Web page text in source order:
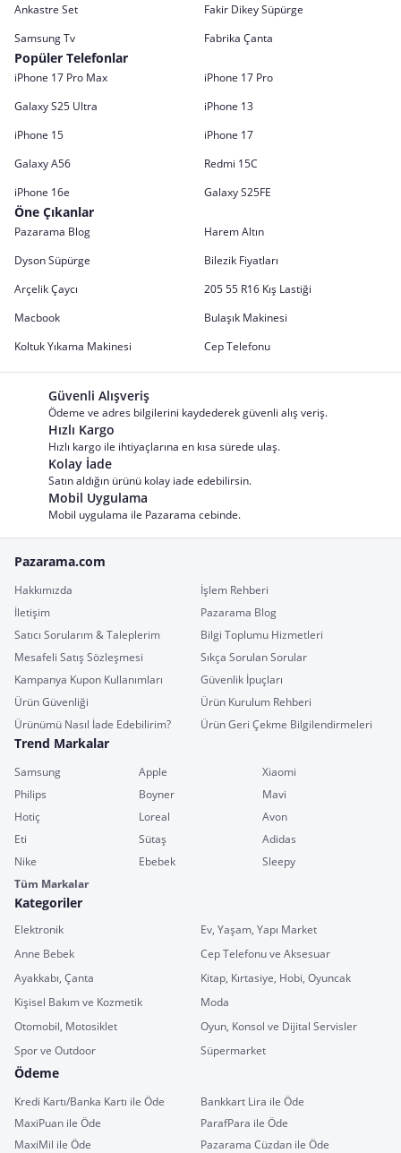
Ankastre Set
Fakir Dikey Süpürge
Samsung Tv
Fabrika Çanta
Popüler Telefonlar
iPhone 17 Pro Max
iPhone 17 Pro
Galaxy S25 Ultra
iPhone 13
iPhone 15
iPhone 17
Galaxy A56
Redmi 15C
iPhone 16e
Galaxy S25FE
Öne Çıkanlar
Pazarama Blog
Harem Altın
Dyson Süpürge
Bilezik Fiyatları
Arçelik Çaycı
205 55 R16 Kış Lastiği
Macbook
Bulaşık Makinesi
Koltuk Yıkama Makinesi
Cep Telefonu
Güvenli Alışveriş
Ödeme ve adres bilgilerini kaydederek güvenli alış veriş.
Hızlı Kargo
Hızlı kargo ile ihtiyaçlarına en kısa sürede ulaş.
Kolay İade
Satın aldığın ürünü kolay iade edebilirsin.
Mobil Uygulama
Mobil uygulama ile Pazarama cebinde.
Pazarama.com
Hakkımızda
İşlem Rehberi
İletişim
Pazarama Blog
Satıcı Sorularım & Taleplerim
Bilgi Toplumu Hizmetleri
Mesafeli Satış Sözleşmesi
Sıkça Sorulan Sorular
Kampanya Kupon Kullanımları
Güvenlik İpuçları
Ürün Güvenliği
Ürün Kurulum Rehberi
Ürünümü Nasıl İade Edebilirim?
Ürün Geri Çekme Bilgilendirmeleri
Trend Markalar
Samsung Apple
Xiaomi
Philips
Boyner
Mavi
Hotiç
Loreal
Avon
Eti
Sütaş
Adidas
Nike
Ebebek
Sleepy
Tüm Markalar
Kategoriler
Elektronik
Ev, Yaşam, Yapı Market
Anne Bebek
Cep Telefonu ve Aksesuar
Ayakkabı, Çanta
Kitap, Kırtasiye, Hobi, Oyuncak
Kişisel Bakım ve Kozmetik
Moda
Otomobil, Motosiklet
Oyun, Konsol ve Dijital Servisler
Spor ve Outdoor
Süpermarket
Ödeme
Kredi Kartı/Banka Kartı ile Öde
Bankkart Lira ile Öde
MaxiPuan ile Öde
ParafPara ile Öde
MaxiMil ile Öde
Pazarama Cüzdan ile Öde